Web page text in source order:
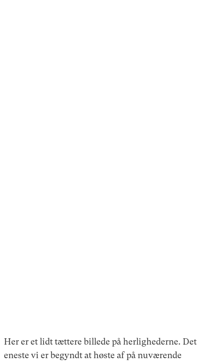
Her er et lidt tættere billede på herlighederne. Det
eneste vi er begyndt at høste af på nuværende